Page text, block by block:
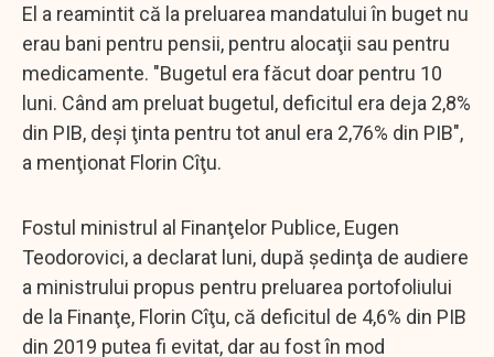
El a reamintit că la preluarea mandatului în buget nu
erau bani pentru pensii, pentru alocaţii sau pentru
medicamente. "Bugetul era făcut doar pentru 10
luni. Când am preluat bugetul, deficitul era deja 2,8%
din PIB, deşi ţinta pentru tot anul era 2,76% din PIB",
a menţionat Florin Cîţu.
Fostul ministrul al Finanţelor Publice, Eugen
Teodorovici, a declarat luni, după şedinţa de audiere
a ministrului propus pentru preluarea portofoliului
de la Finanţe, Florin Cîţu, că deficitul de 4,6% din PIB
din 2019 putea fi evitat, dar au fost în mod